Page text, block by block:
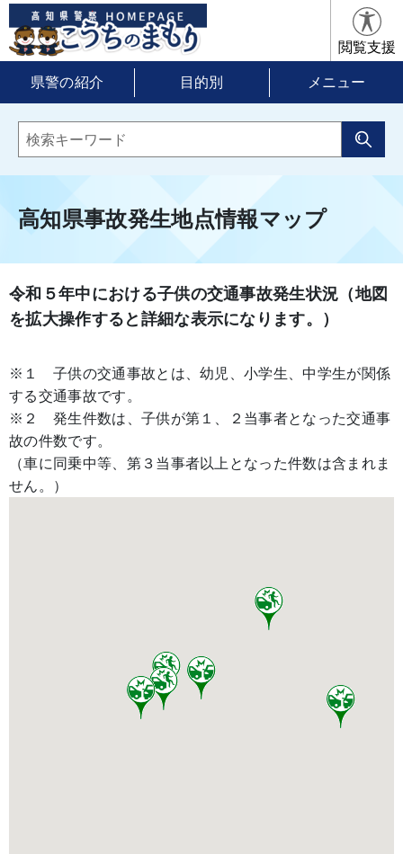
閲覧支援
県警の紹介 目的別 メニュー
高知県事故発生地点情報マップ
令和５年中における子供の交通事故発生状況（地図
を拡大操作すると詳細な表示になります。）
※１ 子供の交通事故とは、幼児、小学生、中学生が関係
する交通事故です。
※２ 発生件数は、子供が第１、２当事者となった交通事
故の件数です。
（車に同乗中等、第３当事者以上となった件数は含まれま
せん。）